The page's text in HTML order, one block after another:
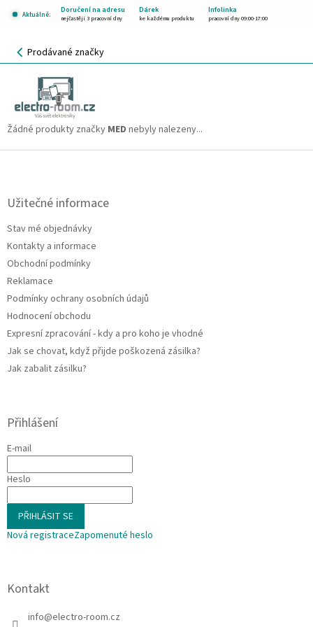
Aktuálně:
Doručení na adresu Dárek Infolinka
nejčastěji 3 pracovní dny ke každému produktu pracovní dny 09:00-17:00
NÁKUPNÍ
KOŠÍK
Prodávané značky
MED
Žádné produkty značky MED nebyly nalezeny...
Z
Užitečné informace
Stav mé objednávky
Kontakty a informace
Obchodní podmínky
Reklamace
Podmínky ochrany osobních údajů
Hodnocení obchodu
Expresní zpracování - kdy a pro koho je vhodné
Jak se chovat, když přijde poškozená zásilka?
Jak zabalit zásilku?
Přihlášení
E-mail
Heslo
PŘIHLÁSIT SE
Nová registraceZapomenuté heslo
Kontakt
info@electro-room.cz